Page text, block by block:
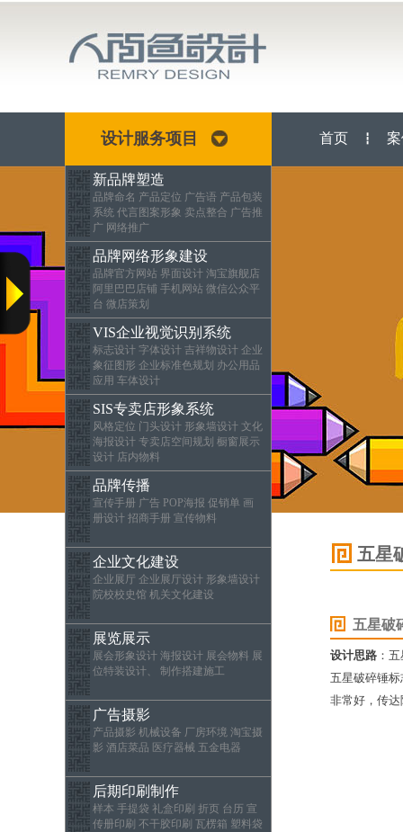
设计服务项目
新品牌塑造
品牌命名 产品定位 广告语 产品包装
系统 代言图案形象 卖点整合 广告推
广 网络推广
品牌网络形象建设
品牌官方网站 界面设计 淘宝旗舰店
阿里巴巴店铺 手机网站 微信公众平
台 微店策划
VIS企业视觉识别系统
标志设计 字体设计 吉祥物设计 企业
象征图形 企业标准色规划 办公用品
应用 车体设计
SIS专卖店形象系统
风格定位 门头设计 形象墙设计 文化
海报设计 专卖店空间规划 橱窗展示
设计 店内物料
品牌传播
宣传手册 广告 POP海报 促销单 画
册设计 招商手册 宣传物料
企业文化建设
企业展厅 企业展厅设计 形象墙设计
院校校史馆 机关文化建设
展览展示
展会形象设计 海报设计 展会物料 展
位特装设计、 制作搭建施工
广告摄影
产品摄影 机械设备 厂房环境 淘宝摄
影 酒店菜品 医疗器械 五金电器
后期印刷制作
样本 手提袋 礼盒印刷 折页 台历 宣
传册印刷 不干胶印刷 瓦楞箱 塑料袋
首页 ┇ 案
五星
五星破
设计思路：五
五星破碎锤
非常好，传达